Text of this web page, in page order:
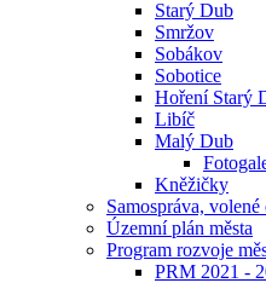
Starý Dub
Smržov
Sobákov
Sobotice
Hoření Starý
Libíč
Malý Dub
Kněžičky
Samospráva, volené
Územní plán města
Program rozvoje
PRM 2021 -